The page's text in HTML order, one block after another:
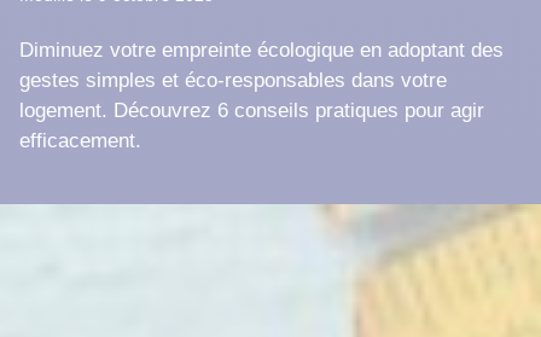
Diminuez votre empreinte écologique en adoptant des
gestes simples et éco-responsables dans votre
logement. Découvrez 6 conseils pratiques pour agir
efficacement.